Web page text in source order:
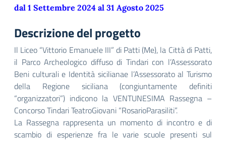
dal 1 Settembre 2024 al 31 Agosto 2025
Descrizione del progetto
Il Liceo “Vittorio Emanuele III” di Patti (Me), la Città di Patti,
il Parco Archeologico diffuso di Tindari con l’Assessorato
Beni culturali e Identità sicilianae l’Assessorato al Turismo
della Regione siciliana (congiuntamente definiti
“organizzatori”) indicono la VENTUNESIMA Rassegna –
Concorso Tindari TeatroGiovani “RosarioParasiliti”.
La Rassegna rappresenta un momento di incontro e di
scambio di esperienze fra le varie scuole presenti sul